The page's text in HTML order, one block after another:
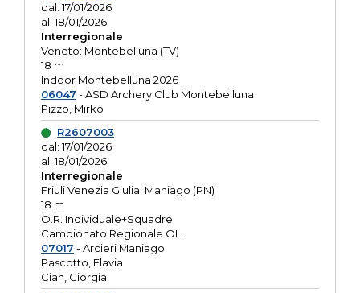
dal: 17/01/2026
al: 18/01/2026
Interregionale
Veneto: Montebelluna (TV)
18 m
Indoor Montebelluna 2026
06047 - ASD Archery Club Montebelluna
Pizzo, Mirko
R2607003
dal: 17/01/2026
al: 18/01/2026
Interregionale
Friuli Venezia Giulia: Maniago (PN)
18 m
O.R. Individuale+Squadre
Campionato Regionale OL
07017 - Arcieri Maniago
Pascotto, Flavia
Cian, Giorgia